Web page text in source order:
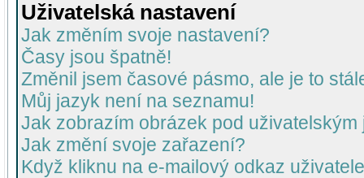
Uživatelská nastavení
Jak změním svoje nastavení?
Časy jsou špatně!
Změnil jsem časové pásmo, ale je to
Můj jazyk není na seznamu!
Jak zobrazím obrázek pod uživatelským
Jak změní svoje zařazení?
Když kliknu na e-mailový odkaz